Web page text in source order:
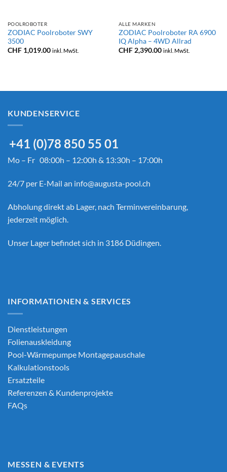
POOLROBOTER
ZODIAC Poolroboter SWY
3500
CHF1,019.00 inkl. MwSt.
ALLE MARKEN
ZODIAC Poolroboter RA 6900
IQ Alpha – 4WD Allrad
CHF2,390.00 inkl. MwSt.
KUNDENSERVICE
+41 (0)78 850 55 01
Mo – Fr 08:00h – 12:00h & 13:30h – 17:00h
24/7 per E-Mail an info@augusta-pool.ch
Abholung direkt ab Lager, nach Terminvereinbarung,
jederzeit möglich.
Unser Lager befindet sich in 3186 Düdingen.
INFORMATIONEN & SERVICES
Dienstleistungen
Folienauskleidung
Pool-Wärmepumpe Montagepauschale
Kalkulationstools
Ersatzteile
Referenzen & Kundenprojekte
FAQs
MESSEN & EVENTS